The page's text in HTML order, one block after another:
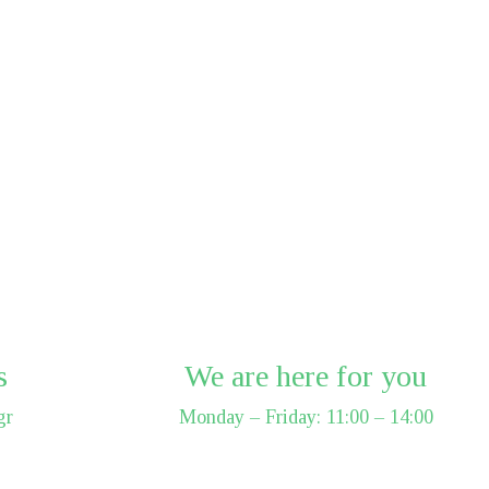
We are here for you
Monday – Friday: 11:00 – 14:00